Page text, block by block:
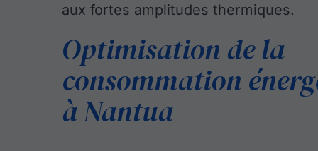
aux fortes amplitudes thermiques.
Optimisation de la
consommation
à Nantua